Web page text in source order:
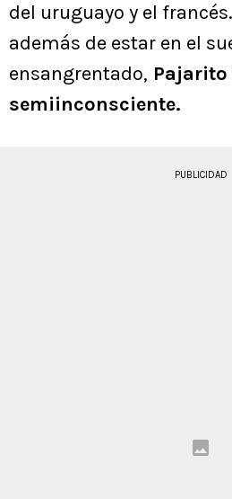
del uruguayo y el
además de estar en el
ensangrentado,
semiinconsciente.
PUBLICIDAD